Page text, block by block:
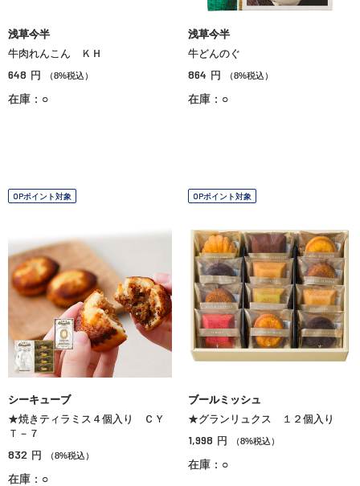
浅草今半
牛肉れんこん ＫＨ
648 円 （8%税込）
在庫：○
浅草今半
牛どんのぐ
864 円 （8%税込）
在庫：○
OPポイント対象
シーキューブ
★焼きティラミス４個入り ＣＹ
Ｔ－７
832 円 （8%税込）
在庫：○
OPポイント対象
ブールミッシュ
★グランリュクス １２個入り
1,998 円 （8%税込）
在庫：○